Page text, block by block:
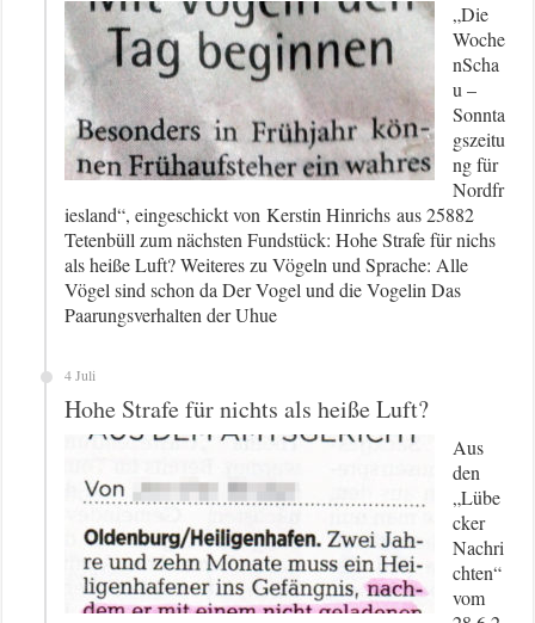
„Die
Woche
nScha
u –
Sonnta
gszeitu
ng für
Nordfr
iesland“, eingeschickt von Kerstin Hinrichs aus 25882
Tetenbüll zum nächsten Fundstück: Hohe Strafe für nichs
als heiße Luft? Weiteres zu Vögeln und Sprache: Alle
Vögel sind schon da Der Vogel und die Vogelin Das
Paarungsverhalten der Uhue
4 Juli
Hohe Strafe für nichts als heiße Luft?
Aus
den
„Lübe
cker
Nachri
chten“
vom